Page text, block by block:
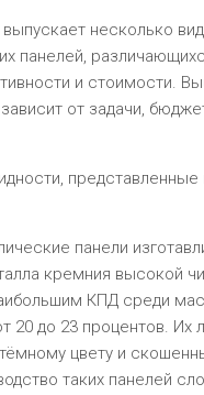
несколько
панелей,
и стоимости.
от задачи,
представленные
панели
кремния высокой
КПД среди
20 до 23 процентов. Их
цвету и
таких панелей